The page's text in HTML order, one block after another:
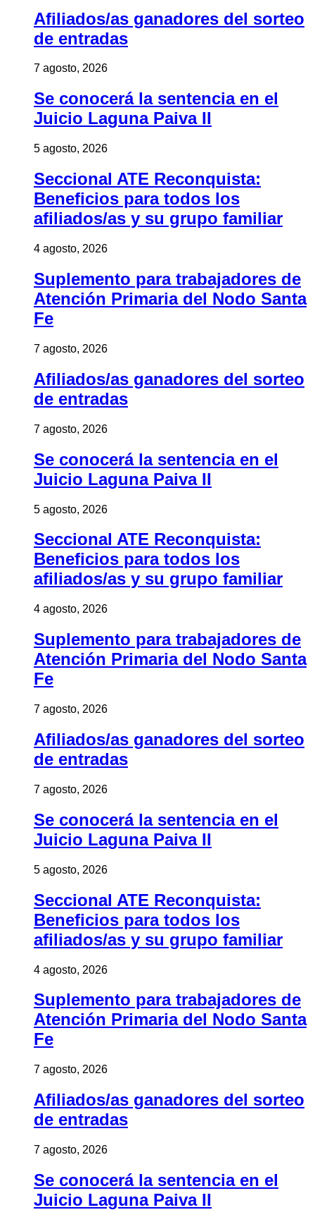
Afiliados/as ganadores del sorteo
de entradas
7 agosto, 2026
Se conocerá la sentencia en el
Juicio Laguna Paiva II
5 agosto, 2026
Seccional ATE Reconquista:
Beneficios para todos los
afiliados/as y su grupo familiar
4 agosto, 2026
Suplemento para trabajadores de
Atención Primaria del Nodo Santa
Fe
7 agosto, 2026
Afiliados/as ganadores del sorteo
de entradas
7 agosto, 2026
Se conocerá la sentencia en el
Juicio Laguna Paiva II
5 agosto, 2026
Seccional ATE Reconquista:
Beneficios para todos los
afiliados/as y su grupo familiar
4 agosto, 2026
Suplemento para trabajadores de
Atención Primaria del Nodo Santa
Fe
7 agosto, 2026
Afiliados/as ganadores del sorteo
de entradas
7 agosto, 2026
Se conocerá la sentencia en el
Juicio Laguna Paiva II
5 agosto, 2026
Seccional ATE Reconquista:
Beneficios para todos los
afiliados/as y su grupo familiar
4 agosto, 2026
Suplemento para trabajadores de
Atención Primaria del Nodo Santa
Fe
7 agosto, 2026
Afiliados/as ganadores del sorteo
de entradas
7 agosto, 2026
Se conocerá la sentencia en el
Juicio Laguna Paiva II